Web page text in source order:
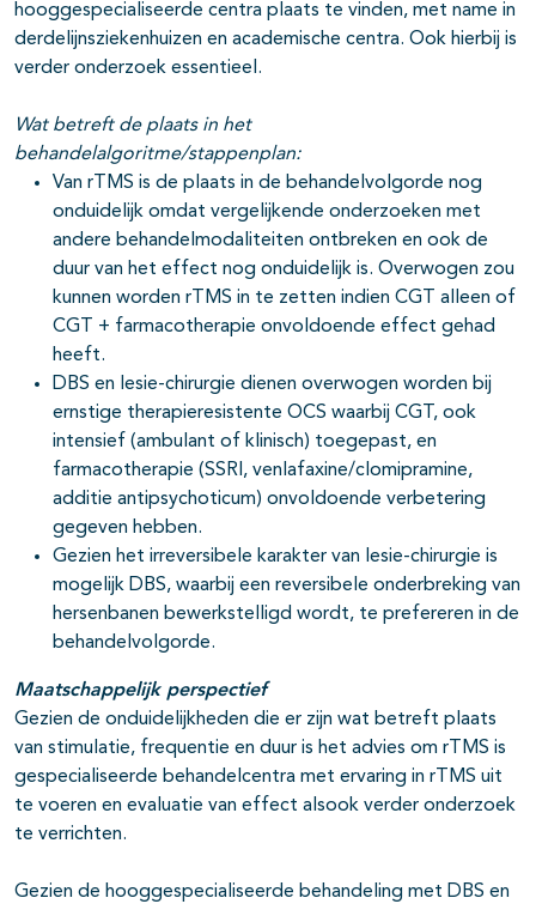
hooggespecialiseerde centra plaats te vinden, met name in
derdelijnsziekenhuizen en academische centra. Ook hierbij is
verder onderzoek essentieel.
Wat betreft de plaats in het
behandelalgoritme/stappenplan:
Van rTMS is de plaats in de behandelvolgorde nog
onduidelijk omdat vergelijkende onderzoeken met
andere behandelmodaliteiten ontbreken en ook de
duur van het effect nog onduidelijk is. Overwogen zou
kunnen worden rTMS in te zetten indien CGT alleen of
CGT + farmacotherapie onvoldoende effect gehad
heeft.
DBS en lesie-chirurgie dienen overwogen worden bij
ernstige therapieresistente OCS waarbij CGT, ook
intensief (ambulant of klinisch) toegepast, en
farmacotherapie (SSRI, venlafaxine/clomipramine,
additie antipsychoticum) onvoldoende verbetering
gegeven hebben.
Gezien het irreversibele karakter van lesie-chirurgie is
mogelijk DBS, waarbij een reversibele onderbreking van
hersenbanen bewerkstelligd wordt, te prefereren in de
behandelvolgorde.
Maatschappelijk perspectief
Gezien de onduidelijkheden die er zijn wat betreft plaats
van stimulatie, frequentie en duur is het advies om rTMS is
gespecialiseerde behandelcentra met ervaring in rTMS uit
te voeren en evaluatie van effect alsook verder onderzoek
te verrichten.
Gezien de hooggespecialiseerde behandeling met DBS en